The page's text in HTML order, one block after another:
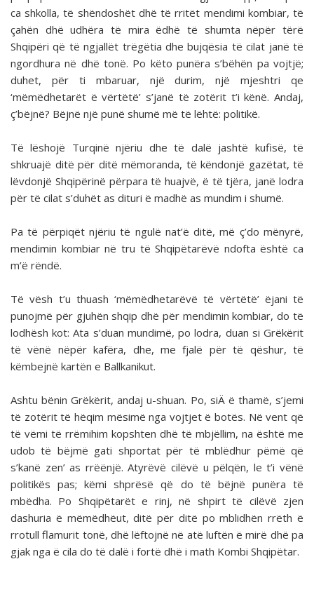
ca shkolla, të shëndoshët dhë të rritët mendimi kombiar, të
çahën dhë udhëra të mira ëdhë të shumta nëpër tërë
Shqipëri që të ngjallët trëgëtia dhe bujqësia të cilat janë të
ngordhura në dhë tonë. Po këto punëra s’bëhën pa vojtjë;
duhet, për ti mbaruar, një durim, një mjeshtri qe
‘mëmëdhetarët ë vërtëtë’ s’janë të zotërit t’i kënë. Andaj,
ç’bëjnë? Bëjnë një punë shumë më të lëhtë: politikë.
Të lëshojë Turqinë njëriu dhe të dalë jashtë kufisë, të
shkruajë ditë për ditë mëmoranda, të këndonjë gazëtat, të
lëvdonjë Shqipërinë përpara të huajvë, ë të tjëra, janë lodra
për të cilat s’duhët as dituri ë madhë as mundim i shumë.
Pa të përpiqët njëriu të ngulë nat’ë ditë, më ç’do mënyrë,
mendimin kombiar në tru të Shqipëtarëvë ndofta është ca
m’ë rëndë.
Të vësh t’u thuash ‘mëmëdhetarëvë të vërtëtë’ ëjani të
punojmë për gjuhën shqip dhë për mendimin kombiar, do të
lodhësh kot: Ata s’duan mundimë, po lodra, duan si Grëkërit
të vënë nëpër kafëra, dhe, me fjalë për të qëshur, të
këmbejnë kartën e Ballkanikut.
Ashtu bënin Grëkërit, andaj u-shuan. Po, siÄ ë thamë, s’jemi
të zotërit të hëqim mësimë nga vojtjet ë botës. Në vent që
të vëmi të rrëmihim kopshten dhë të mbjëllim, na është me
udob të bëjmë gati shportat për të mblëdhur pëmë që
s’kanë zen’ as rrëënjë. Atyrëvë cilëvë u pëlqën, le t’i vënë
politikës pas; këmi shprësë që do të bëjnë punëra të
mbëdha. Po Shqipëtarët e rinj, në shpirt të cilëvë zjen
dashuria ë mëmëdhëut, ditë për ditë po mblidhën rrëth ë
rrotull flamurit tonë, dhë lëftojnë në atë luftën ë mirë dhë pa
gjak nga ë cila do të dalë i fortë dhë i math Kombi Shqipëtar.